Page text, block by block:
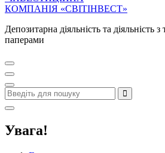
Депозитарна діяльність та діяльність
паперами
Увага!